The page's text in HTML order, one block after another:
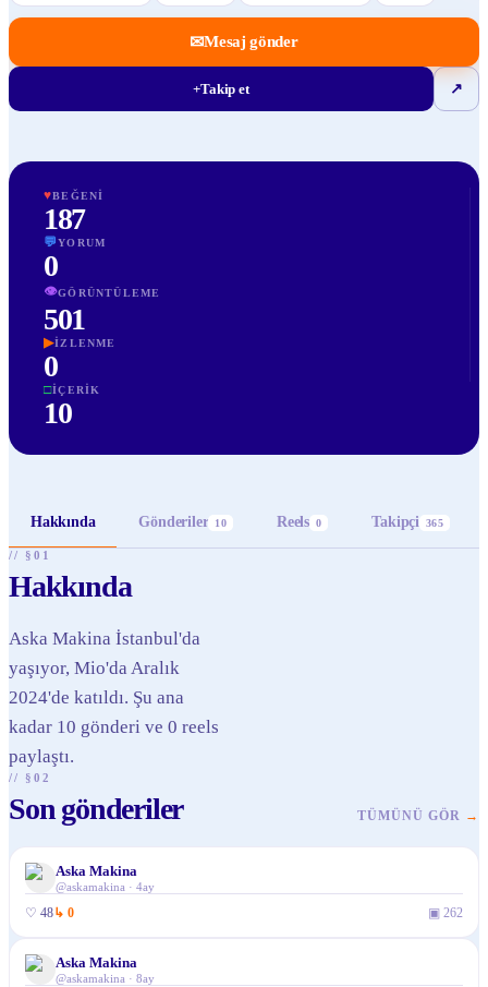
✉Mesaj gönder
+Takip et ↗
♥BEĞENI
187
💬YORUM
0
👁GÖRÜNTÜLEME
501
▶İZLENME
0
□İÇERIK
10
Hakkında Gönderiler 10 Reels 0 Takipçi 365
// §01
Hakkında
Aska Makina İstanbul'da
yaşıyor, Mio'da Aralık
2024'de katıldı. Şu ana
kadar 10 gönderi ve 0 reels
paylaştı.
// §02
Son gönderiler TÜMÜNÜ GÖR →
Aska Makina
@askamakina · 4ay
♡ 48↳ 0 ▣ 262
Aska Makina
@askamakina · 8ay